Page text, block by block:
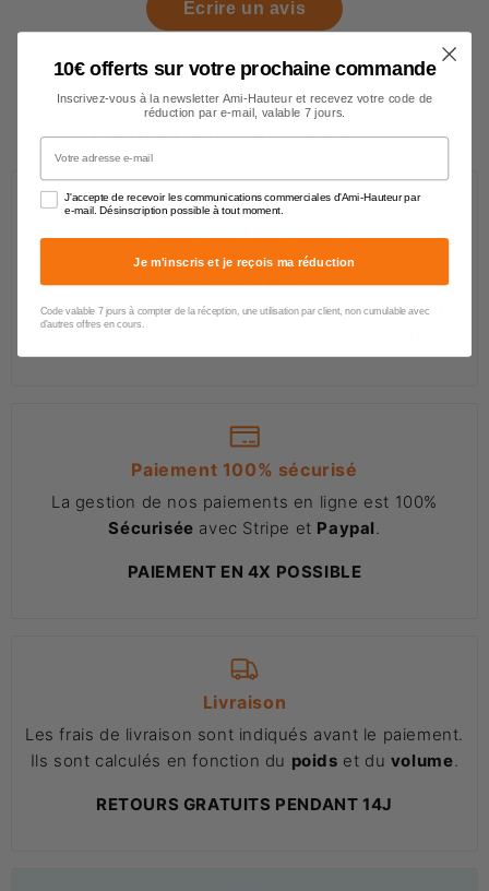
Écrire un avis
Pourquoi nous faire confiance ?
Des clients satisfaits
Les professionnels et particuliers saluent laqualité
Paiement 100% sécurisé
La gestion de nos paiements en ligne est 100%
Sécurisée avec Stripe et Paypal
PAIEMENT EN 4X POSSIBLE
Livraison
Les frais de livraison sont indiqués avant le paiement.
Ils sont calculés en fonction du poids et du volume
RETOURS GRATUITS PENDANT 14J
10€ offerts sur votre prochaine commande
Inscrivez-vous à la newsletter Ami-Hauteur et recevez votre code de
réduction par e-mail, valable 7 jours.
Votre adresse e-mail
J'accepte de recevoir les communications commerciales d'Ami-Hauteur par
e-mail. Désinscription possible à tout moment.
Je m'inscris et je reçois ma réduction
Code valable 7 jours à compter de la réception, une utilisation par client, non cumulable avec
d'autres offres en cours.